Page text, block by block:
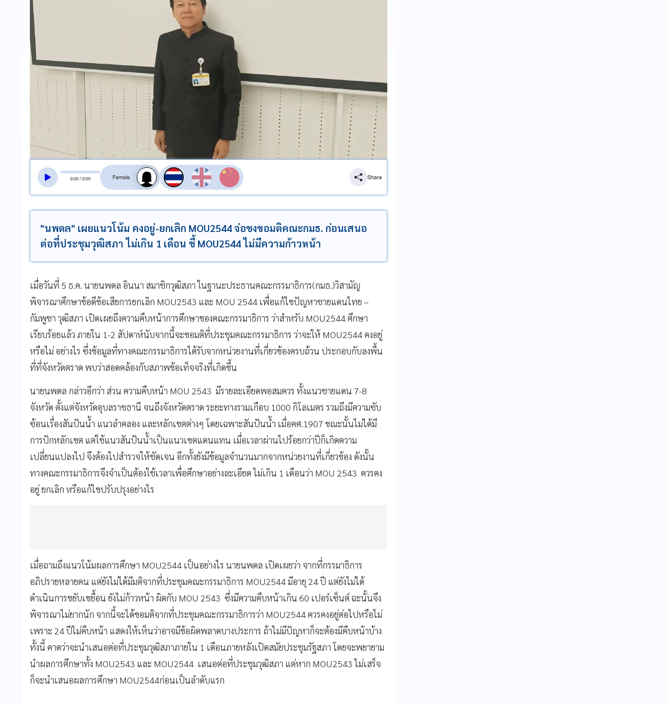
0:00/0:00
สลับเสียงอ่าน
Share
"นพดล" เผยแนวโน้ม คงอยู่-ยกเลิก MOU2544 จ่อชงขอมติคณะกมธ. ก่อนเสนอ
ต่อที่ประชุมวุฒิสภา ไม่เกิน 1 เดือน ชี้ MOU2544 ไม่มีความก้าวหน้า
เมื่อวันที่ 5 ธ.ค. นายนพดล อินนา สมาชิกวุฒิสภา ในฐานะประธานคณะกรรมาธิการ(กมธ.)วิสามัญ
พิจารณาศึกษาข้อดีข้อเสียการยกเลิก MOU2543 และ MOU 2544 เพื่อแก้ไขปัญหาชายแดนไทย –
กัมพูชา วุฒิสภา เปิดเผยถึงความคืบหน้าการศึกษาของคณะกรรมาธิการ ว่าสำหรับ MOU2544 ศึกษา
เรียบร้อยแล้ว ภายใน 1-2 สัปดาห์นับจากนี้จะขอมติที่ประชุมคณะกรรมาธิการ ว่าจะให้ MOU2544 คงอยู่
หรือไม่ อย่างไร ซึ่งข้อมูลที่ทางคณะกรรมาธิการได้รับจากหน่วยงานที่เกี่ยวข้องครบถ้วน ประกอบกับลงพื้น
ที่ที่จังหวัดตราด พบว่าสอดคล้องกับสภาพข้อเท็จจริงที่เกิดขึ้น
นายนพดล กล่าวอีกว่า ส่วน ความคืบหน้า MOU 2543 มีรายละเอียดพอสมควร ทั้งแนวชายแดน 7-8
จังหวัด ตั้งแต่จังหวัดอุบลราชธานี จนถึงจังหวัดตราด ระยะทางรวมเกือบ 1000 กิโลเมตร รวมถึงมีความซับ
ซ้อนเรื่องสันปันน้ำ แนวลำคลอง และหลักเขตต่างๆ โดยเฉพาะสันปันน้ำ เมื่อคศ.1907 ขณะนั้นไม่ได้มี
การปักหลักเขต แต่ใช้แนวสันปันน้ำเป็นแนวเขตแดนแทน เมื่อเวลาผ่านไปร้อยกว่าปีก็เกิดความ
เปลี่ยนแปลงไป จึงต้องไปสำรวจให้ชัดเจน อีกทั้งยังมีข้อมูลจำนวนมากจากหน่วยงานที่เกี่ยวข้อง ดังนั้น
ทางคณะกรรมาธิการจึงจำเป็นต้องใช้เวลาเพื่อศึกษาอย่างละเอียด ไม่เกิน 1 เดือนว่า MOU 2543 ควรคง
อยู่ ยกเลิก หรือแก้ไขปรับปรุงอย่างไร
เมื่อถามถึงแนวโน้มผลการศึกษา MOU2544 เป็นอย่างไร นายนพดล เปิดเผยว่า จากที่กรรมาธิการ
อภิปรายหลายคน แต่ยังไม่ได้มีมติจากที่ประชุมคณะกรรมาธิการ MOU2544 มีอายุ 24 ปี แต่ยังไม่ได้
ดำเนินการขยับเขยื้อน ยังไม่ก้าวหน้า ผิดกับ MOU 2543 ซึ่งมีความคืบหน้าเกิน 60 เปอร์เซ็นต์ ฉะนั้นจึง
พิจารณาไม่ยากนัก จากนี้จะได้ขอมติจากที่ประชุมคณะกรรมาธิการว่า MOU2544 ควรคงอยู่ต่อไปหรือไม่
เพราะ 24 ปีไม่คืบหน้า แสดงให้เห็นว่าอาจมีข้อผิดพลาดบางประการ ถ้าไม่มีปัญหาก็จะต้องมีคืบหน้าบ้าง
ทั้งนี้ คาดว่าจะนำเสนอต่อที่ประชุมวุฒิสภาภายใน 1 เดือนภายหลังเปิดสมัยประชุมรัฐสภา โดยจะพยายาม
นำผลการศึกษาทั้ง MOU2543 และ MOU2544 เสนอต่อที่ประชุมวุฒิสภา แต่หาก MOU2543 ไม่เสร็จ
ก็จะนำเสนอผลการศึกษา MOU2544ก่อนเป็นลำดับแรก